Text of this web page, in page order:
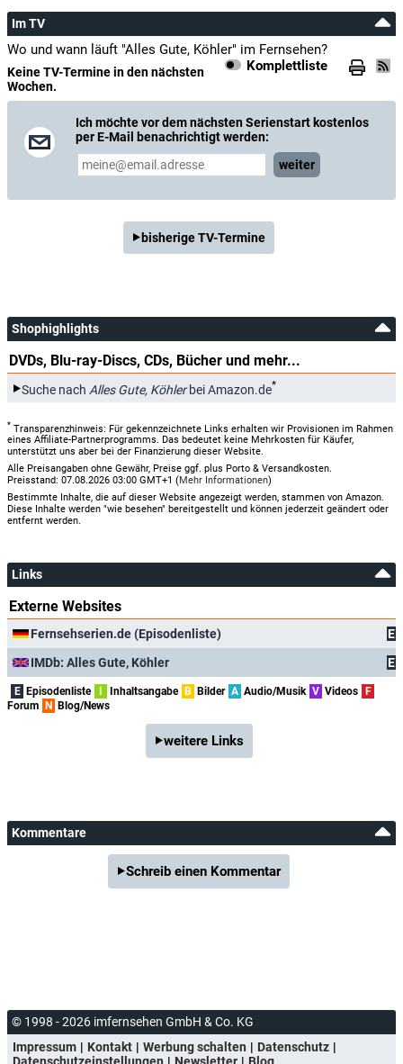
Im TV
Wo und wann läuft "Alles Gute, Köhler" im Fernsehen?
Komplettliste
Keine TV-Termine in den nächsten
Wochen.
Ich möchte vor dem nächsten Serienstart kostenlos
per E-Mail benachrichtigt werden:
weiter
bisherige TV-Termine
Shophighlights
DVDs, Blu-ray-Discs, CDs, Bücher und mehr...
Suche nach Alles Gute, Köhlerbei Amazon.de*
* Transparenzhinweis: Für gekennzeichnete Links erhalten wir Provisionen im Rahmen
eines Affiliate-Partnerprogramms. Das bedeutet keine Mehrkosten für Käufer,
unterstützt uns aber bei der Finanzierung dieser Website.
Alle Preisangaben ohne Gewähr, Preise ggf. plus Porto & Versandkosten.
Preisstand: 07.08.2026 03:00 GMT+1 (Mehr Informationen)
Bestimmte Inhalte, die auf dieser Website angezeigt werden, stammen von Amazon.
Diese Inhalte werden "wie besehen" bereitgestellt und können jederzeit geändert oder
entfernt werden.
Links
Externe Websites
Fernsehserien.de (Episodenliste)
E
IMDb: Alles Gute, Köhler
E
E Episodenliste Inhaltsangabe B Bilder A Audio/Musik V Videos
F
Forum
N Blog/News
weitere Links
Kommentare
Schreib einen Kommentar
© 1998 - 2026 imfernsehen GmbH & Co. KG
Impressum
Kontakt Werbung schalten
Datenschutz